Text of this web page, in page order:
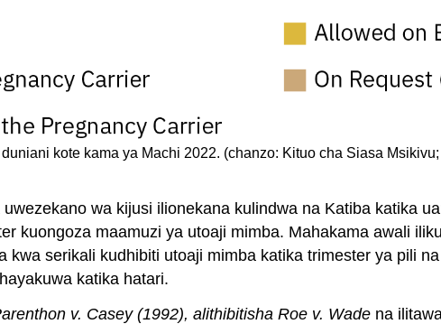
kote kama ya Machi 2022. (chanzo: Kituo cha Siasa
wa kijusi ilionekana kulindwa na Katiba katika
kuongoza maamuzi ya utoaji mimba. Mahakama awali
kwa serikali kudhibiti utoaji mimba katika trimester ya pili
katika hatari.
v. Casey (1992), alithibitisha Roe v. Wade na